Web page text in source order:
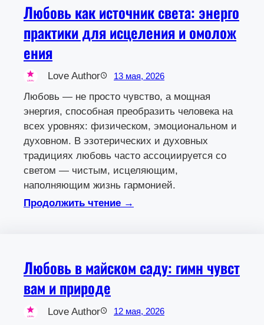
Любовь как источник света: энерго
практики для исцеления и омолож
ения
Love Author 13 мая, 2026
Любовь — не просто чувство, а мощная
энергия, способная преобразить человека на
всех уровнях: физическом, эмоциональном и
духовном. В эзотерических и духовных
традициях любовь часто ассоциируется со
светом — чистым, исцеляющим,
наполняющим жизнь гармонией.
Продолжить чтение →
Любовь в майском саду: гимн чувст
вам и природе
Love Author 12 мая, 2026